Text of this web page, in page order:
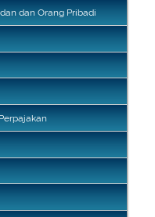
dan Orang Pribadi